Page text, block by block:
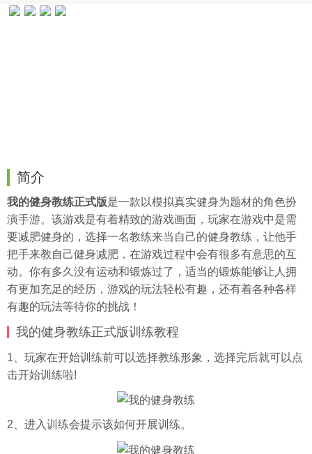
简介
我的健身教练正式版是一款以模拟真实健身为题材的角色扮
演手游。该游戏是有着精致的游戏画面，玩家在游戏中是需
要减肥健身的，选择一名教练来当自己的健身教练，让他手
把手来教自己健身减肥，在游戏过程中会有很多有意思的互
动。你有多久没有运动和锻炼过了，适当的锻炼能够让人拥
有更加充足的经历，游戏的玩法轻松有趣，还有着各种各样
有趣的玩法等待你的挑战！
我的健身教练正式版训练教程
1、玩家在开始训练前可以选择教练形象，选择完后就可以点
击开始训练啦!
2、进入训练会提示该如何开展训练。